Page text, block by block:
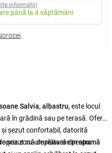
informații)
până la 4 săptămâni
Salvia, albastru,este locul
în grădină sau pe terasă. Oferă
șezut confortabil, datorită
zonă de relaxare pentru
șezut cu umplutură dinspumă